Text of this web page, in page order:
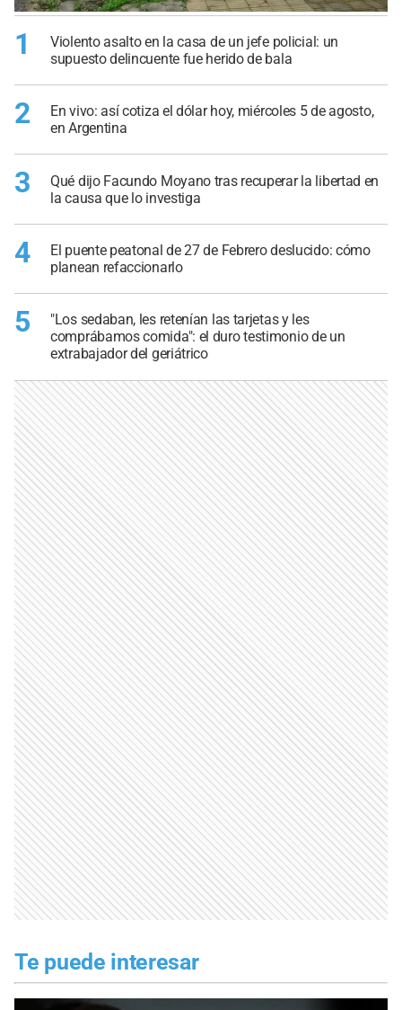
1
Violento asalto en la casa de un jefe policial: un
supuesto delincuente fue herido de bala
2
En vivo: así cotiza el dólar hoy, miércoles 5 de agosto,
en Argentina
3
Qué dijo Facundo Moyano tras recuperar la libertad en
la causa que lo investiga
4
El puente peatonal de 27 de Febrero deslucido: cómo
planean refaccionarlo
5
"Los sedaban, les retenían las tarjetas y les
comprábamos comida": el duro testimonio de un
extrabajador del geriátrico
Te puede interesar